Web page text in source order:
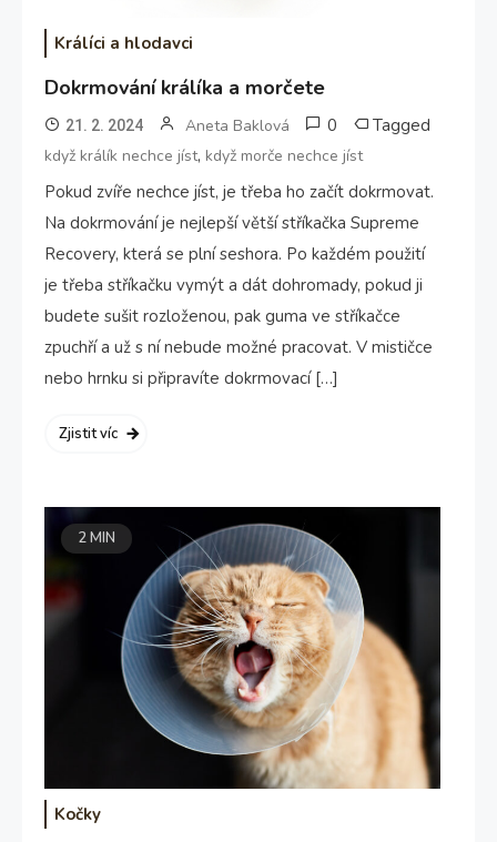
Králíci a hlodavci
Dokrmování králíka a morčete
21. 2. 2024 Aneta Baklová 0 Tagged
když králík nechce jíst, když morče nechce jíst
Pokud zvíře nechce jíst, je třeba ho začít dokrmovat.
Na dokrmování je nejlepší větší stříkačka Supreme
Recovery, která se plní seshora. Po každém použití
je třeba stříkačku vymýt a dát dohromady, pokud ji
budete sušit rozloženou, pak guma ve stříkačce
zpuchří a už s ní nebude možné pracovat. V mističce
nebo hrnku si připravíte dokrmovací […]
Zjistit víc
2 MIN
Kočky